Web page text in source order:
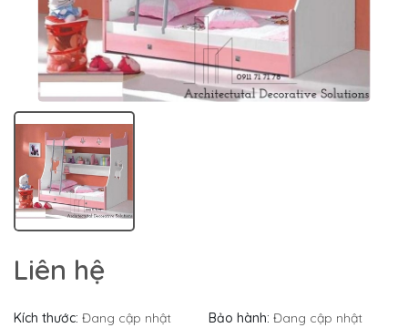
Liên hệ
Kích thước: Đang cập nhật Bảo hành: Đang cập nhật